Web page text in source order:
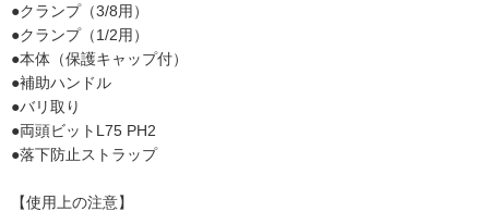
●クランプ（3/8用）
●クランプ（1/2用）
●本体（保護キャップ付）
●補助ハンドル
●バリ取り
●両頭ビットL75 PH2
●落下防止ストラップ
【使用上の注意】